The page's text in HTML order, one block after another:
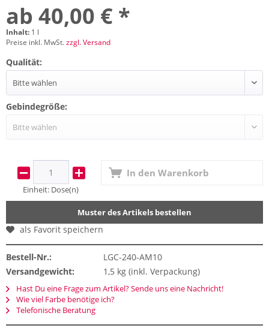
ab 40,00 € *
Inhalt: 1 l
Preise inkl. MwSt.zzgl. Versand
Qualität:
Gebindegröße:
Einheit: Dose(n)
In den Warenkorb
Muster des Artikels bestellen
als Favorit speichern
Bestell-Nr.:
LGC-240-AM10
Versandgewicht:
1,5 kg (inkl. Verpackung)
Hast Du eine Frage zum Artikel? Sende uns eine Nachricht!
Wie viel Farbe benötige ich?
Telefonische Beratung